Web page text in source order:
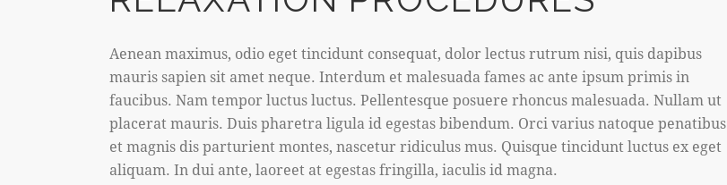
Aenean maximus, odio eget tincidunt consequat, dolor lectus rutrum nisi, quis dapibus
mauris sapien sit amet neque. Interdum et malesuada fames ac ante ipsum primis in
faucibus. Nam tempor luctus luctus. Pellentesque posuere rhoncus malesuada. Nullam ut
placerat mauris. Duis pharetra ligula id egestas bibendum. Orci varius natoque penatibus
et magnis dis parturient montes, nascetur ridiculus mus. Quisque tincidunt luctus ex eget
aliquam. In dui ante, laoreet at egestas fringilla, iaculis id magna.